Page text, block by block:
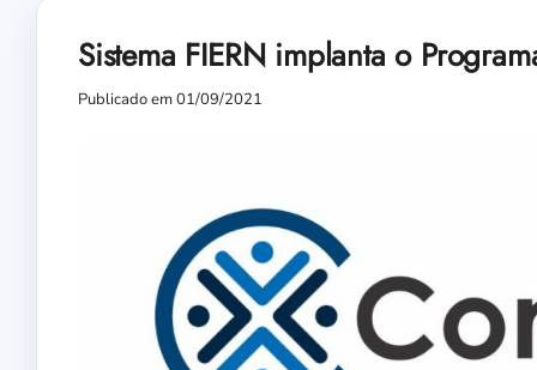
Sistema FIERN implanta o
Publicado em 01/09/2021